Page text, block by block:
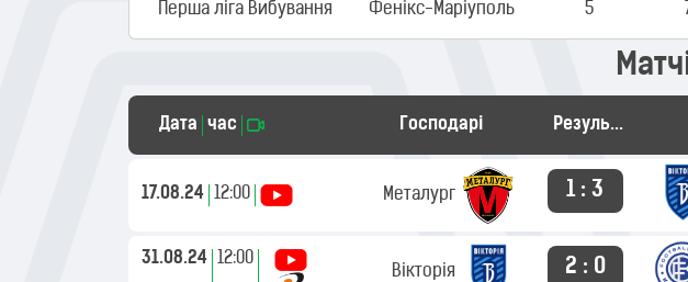
Перша ліга Вибування Фенікс-Маріуполь 5
Дата час Господарі Результат
17.08.24 12:00 Металург 1 : 3
31.08.24 12:00
Вікторія 2 : 0